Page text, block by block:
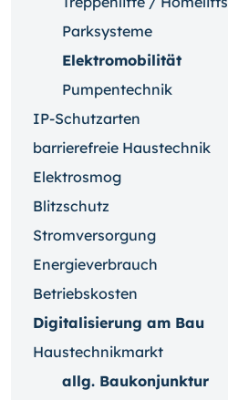
Parksysteme
Elektromobilität
Pumpentechnik
IP-Schutzarten
barrierefreie Haustechnik
Elektrosmog
Blitzschutz
Stromversorgung
Energieverbrauch
Betriebskosten
Digitalisierung am Bau
Haustechnikmarkt
allg. Baukonjunktur